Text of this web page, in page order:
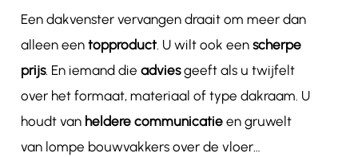
Een dakvenster vervangen draait om meer dan
alleen een topproduct. U wilt ook een scherpe
prijs. En iemand die adviesgeeft als u twijfelt
over het formaat, materiaal of type dakraam. U
houdt van heldere communicatieen gruwelt
van lompe bouwvakkers over de vloer…